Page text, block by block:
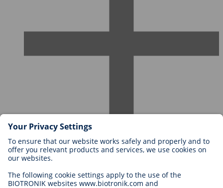
Karriere bei BIOTRONIK
Einstieg
Bewerbung
Karrierechancen